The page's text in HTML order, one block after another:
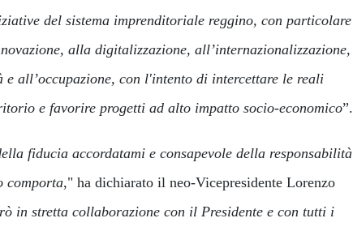
del sistema imprenditoriale reggino, con particolare
alla digitalizzazione, all’internazionalizzazione,
all’occupazione, con l'intento di intercettare le reali
e favorire progetti ad alto impatto socio-economico”.
fiducia accordatami e consapevole della responsabilità
comporta," ha dichiarato il neo-Vicepresidente Lorenzo
in stretta collaborazione con il Presidente e con tutti i